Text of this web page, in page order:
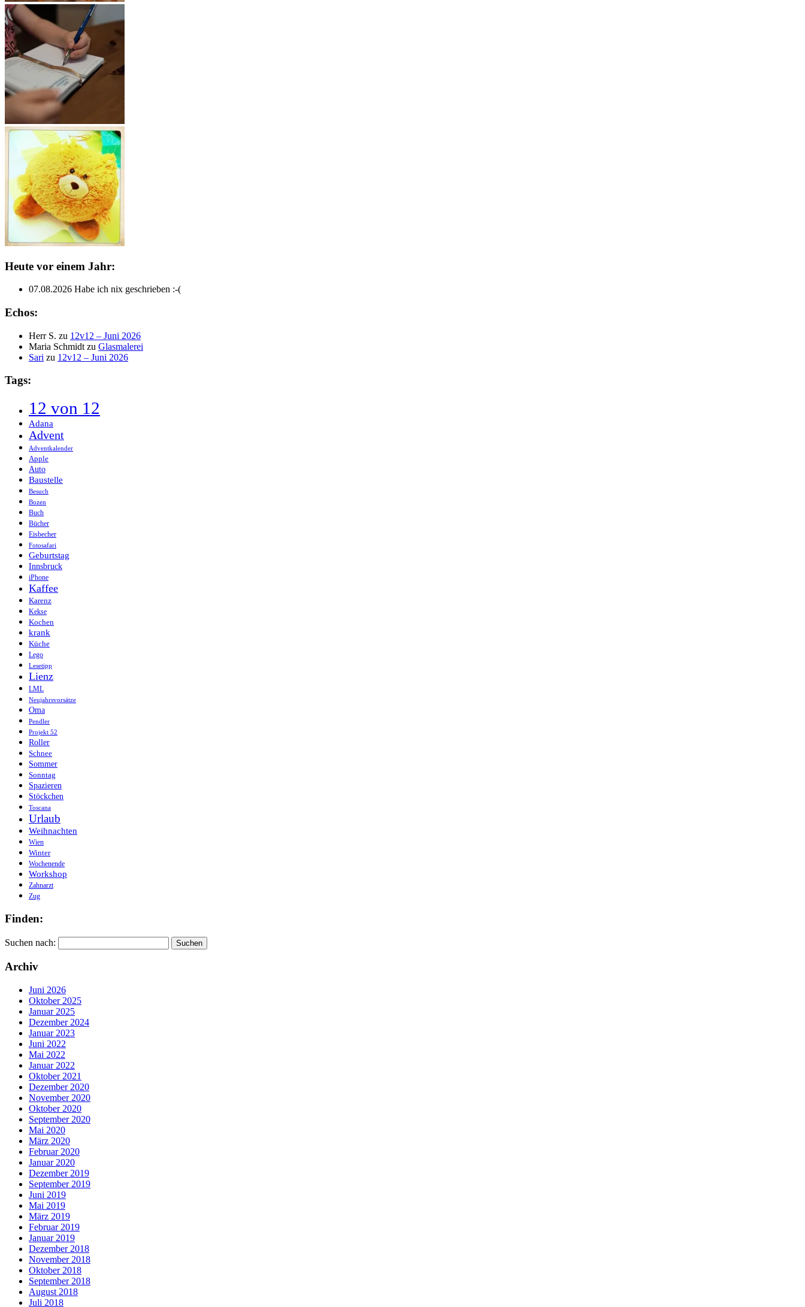
Heute vor einem Jahr:
07.08.2026 Habe ich nix geschrieben :-(
Echos:
Herr S. zu 12v12 – Juni 2026
Maria Schmidt zu Glasmalerei
Sari zu 12v12 – Juni 2026
Tags:
12 von 12
Adana
Advent
Adventkalender
Apple
Auto
Baustelle
Besuch
Bozen
Buch
Bücher
Eisbecher
Fotosafari
Geburtstag
Innsbruck
iPhone
Kaffee
Karenz
Kekse
Kochen
krank
Küche
Lego
Lesetipp
Lienz
LML
Neujahrsvorsätze
Oma
Pendler
Projekt 52
Roller
Schnee
Sommer
Sonntag
Spazieren
Stöckchen
Toscana
Urlaub
Weihnachten
Wien
Winter
Wochenende
Workshop
Zahnarzt
Zug
Finden:
Suchen nach:
Archiv
Juni 2026
Oktober 2025
Januar 2025
Dezember 2024
Januar 2023
Juni 2022
Mai 2022
Januar 2022
Oktober 2021
Dezember 2020
November 2020
Oktober 2020
September 2020
Mai 2020
März 2020
Februar 2020
Januar 2020
Dezember 2019
September 2019
Juni 2019
Mai 2019
März 2019
Februar 2019
Januar 2019
Dezember 2018
November 2018
Oktober 2018
September 2018
August 2018
Juli 2018